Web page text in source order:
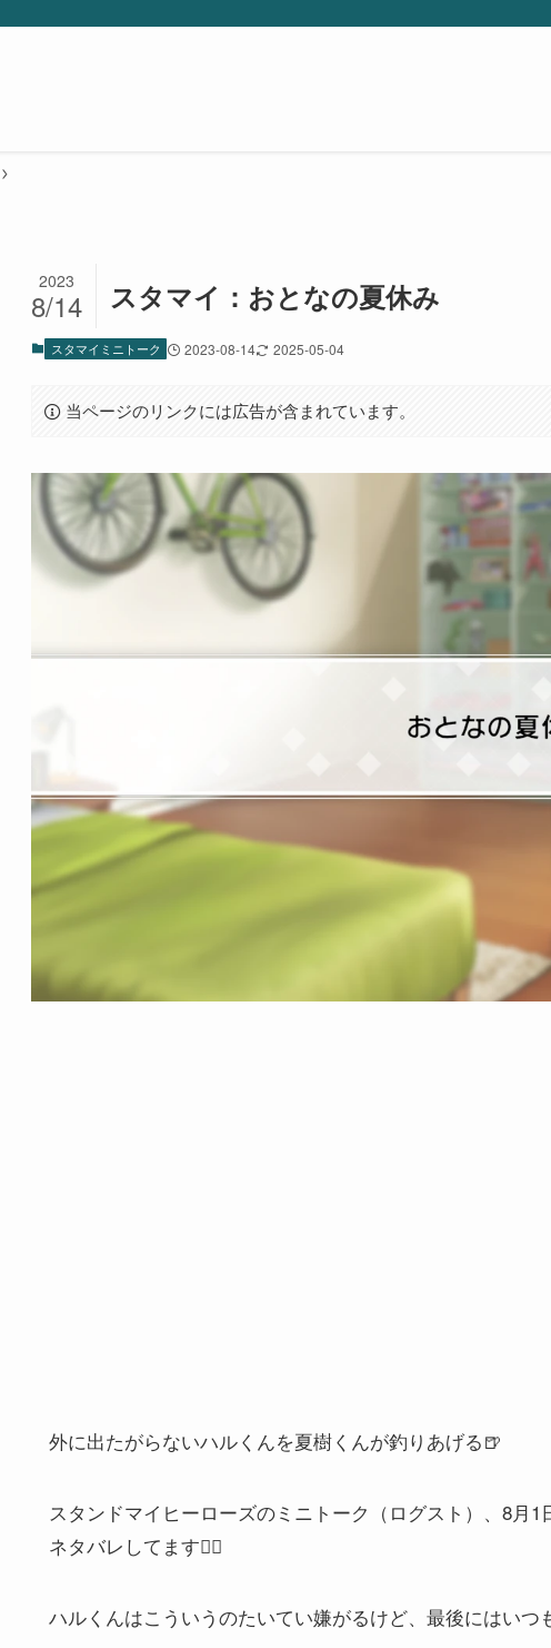
スタマイ：おとなの夏休み
2023
8/14
スタマイミニトーク 2023-08-14 2025-05-04
当ページのリンクには広告が含まれています。
外に出たがらないハルくんを夏樹くんが釣りあげる🍺
スタンドマイヒーローズのミニトーク（ログスト）、8月1
ネタバレしてます🙇‍♂️
ハルくんはこういうのたいてい嫌がるけど、最後にはいつ